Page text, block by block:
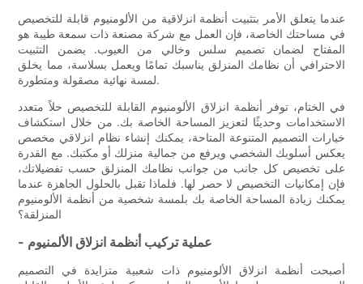
عندما يتعلق الأمر بتثبيت أنظمة انزلاقية من الألومنيوم قابلة للتخصيص
في مساحتك الخاصة، فإن العمل مع شركة مصنعة ذات سمعة طيبة هو
المفتاح لضمان تصميم سلس وخالي من العيوب. يضمن التثبيت
الاحترافي أن نظامك المنزلق يناسبك تمامًا ويعمل بسلاسة، مما يخلق
لمسة نهائية مصقولة ومتطورة.
في الختام، توفر أنظمة انزلاق الألومنيوم القابلة للتخصيص حلاً متعدد
الاستخدامات وحديثًا لتعزيز المساحة الخاصة بك. من خلال استكشاف
خيارات التصميم المتنوعة المتاحة، يمكنك إنشاء نظام انزلاقي مخصص
يعكس أسلوبك الشخصي ويرفع من جمالية منزلك أو مكتبك. مع القدرة
على تخصيص كل جانب من جوانب نظامك المنزلق حسب تفضيلاتك،
فإن إمكانيات التخصيص لا حصر لها. فلماذا تقبل بالحلول الجاهزة عندما
يمكنك زيادة المساحة الخاصة بك بلمسة شخصية من أنظمة الألومنيوم
المنزلقة؟
- عملية تركيب أنظمة انزلاق الألمنيوم
أصبحت أنظمة انزلاق الألومنيوم ذات شعبية متزايدة في التصميم